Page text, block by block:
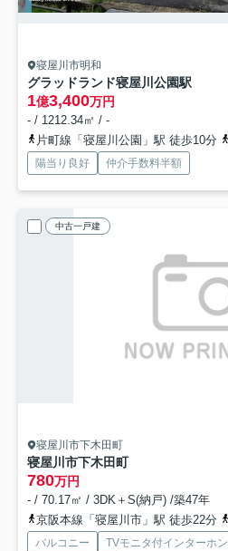
寝屋川市明和
グラッドランド寝屋川公園駅
1億3,400万円
- / 1212.34㎡ / -
片町線「寝屋川公園」駅 徒歩10分
陽当り良好 仲介手数料半額
中古一戸建
寝屋川市下木田町
寝屋川市下木田町
780万円
- / 70.17㎡ / 3DK＋S(納戸) /築47年
京阪本線「寝屋川市」駅 徒歩22分
バルコニー TVモニタ付インターホン